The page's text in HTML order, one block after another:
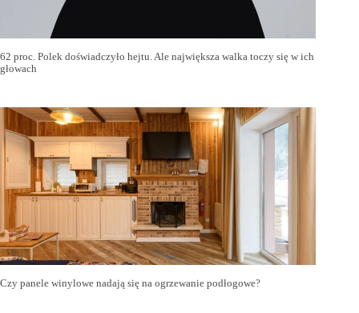
62 proc. Polek doświadczyło hejtu. Ale największa walka toczy się w ich
głowach
Czy panele winylowe nadają się na ogrzewanie podłogowe?